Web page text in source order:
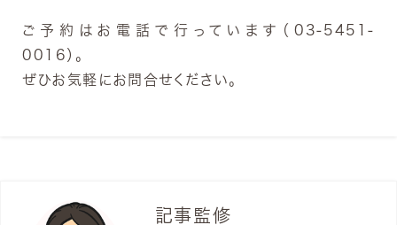
ご予約はお電話で行っています（03-5451-
0016）。
ぜひお気軽にお問合せください。
記事監修